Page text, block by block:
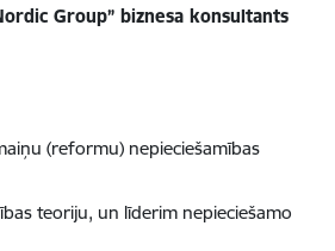
Group” biznesa konsultants
(reformu) nepieciešamības
teoriju, un līderim nepieciešamo